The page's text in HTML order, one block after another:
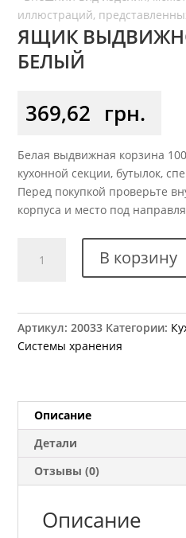
ЯЩИК
БЕЛЫЙ
369,62 грн.
Белая выдвижная корзина
кухонной секции, бутылок,
Перед покупкой проверьте
корпуса и место под
товара
мм
В корзину
Артикул:20033 Категории:
Системы хранения
Описание
Детали
Отзывы (0)
Описание